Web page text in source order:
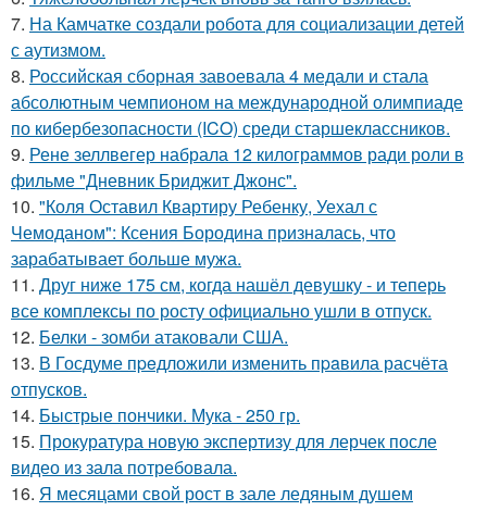
7. На Камчатке создали робота для социализации детей
с аутизмом.
8. Российская сборная завоевала 4 медали и стала
абсолютным чемпионом на международной олимпиаде
по кибербезопасности (ICO) среди старшеклассников.
9. Рене зеллвегер набрала 12 килограммов ради роли в
фильме "Дневник Бриджит Джонс".
10. "Коля Оставил Квартиру Ребенку, Уехал с
Чемоданом": Ксения Бородина призналась, что
зарабатывает больше мужа.
11. Друг ниже 175 см, когда нашёл девушку - и теперь
все комплексы по росту официально ушли в отпуск.
12. Белки - зомби атаковали США.
13. В Госдуме пpeдложили изменить пpaвила расчёта
отпусков.
14. Быстрые пончики. Мука - 250 гр.
15. Прокуратура новую экспертизу для лерчек после
видео из зала потребовала.
16. Я месяцами свой рост в зале ледяным душем